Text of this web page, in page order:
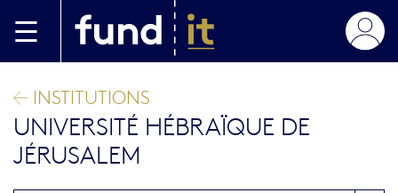
INSTITUTIONS
UNIVERSITÉ HÉBRAÏQUE DE
JÉRUSALEM